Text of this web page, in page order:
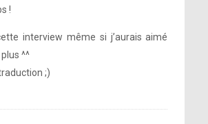
dans la rue
!
interview même si j’aurais aimé
^^
;)